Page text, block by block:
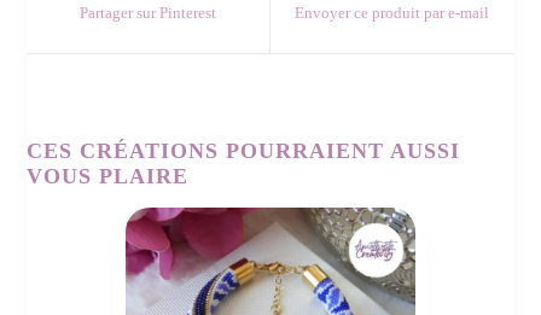
Partager sur Pinterest Envoyer ce produit par e-mail
CES CRÉATIONS POURRAIENT AUSSI
VOUS PLAIRE